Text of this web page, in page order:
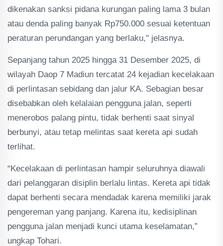
dikenakan sanksi pidana kurungan paling lama 3 bulan
atau denda paling banyak Rp750.000 sesuai ketentuan
peraturan perundangan yang berlaku," jelasnya.
Sepanjang tahun 2025 hingga 31 Desember 2025, di
wilayah Daop 7 Madiun tercatat 24 kejadian kecelakaan
di perlintasan sebidang dan jalur KA. Sebagian besar
disebabkan oleh kelalaian pengguna jalan, seperti
menerobos palang pintu, tidak berhenti saat sinyal
berbunyi, atau tetap melintas saat kereta api sudah
terlihat.
“Kecelakaan di perlintasan hampir seluruhnya diawali
dari pelanggaran disiplin berlalu lintas. Kereta api tidak
dapat berhenti secara mendadak karena memiliki jarak
pengereman yang panjang. Karena itu, kedisiplinan
pengguna jalan menjadi kunci utama keselamatan,”
ungkap Tohari.